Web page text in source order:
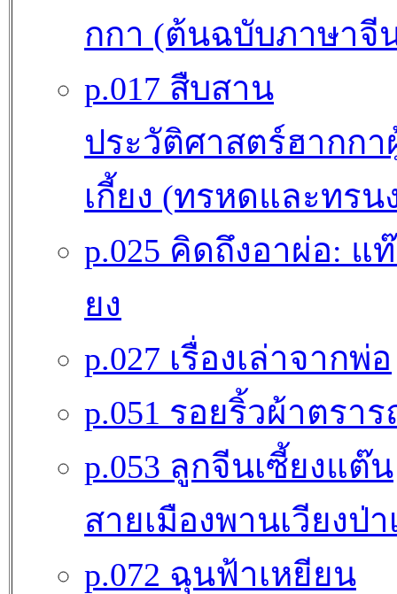
กกา (ต้นฉบับภาษาจี
p.017 สืบสาน
ประวัติศาสตร์ฮากกา
เกี้ยง (ทรหดและทรน
p.025 คิดถึงอาผ่อ: แ
ยง
p.027 เรื่องเล่าจากพ่อ
p.051 รอยริ้วผ้าตรา
p.053 ลูกจีนเซี้ยงแต๊น
สายเมืองพานเวียงป่า
p.072 ฉุนฟ้าเหยียน